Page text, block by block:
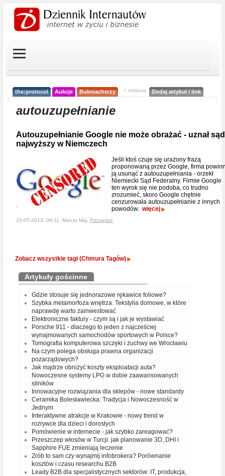
the:protocol Aukcje Bukmacherzy < reklama Dodaj artykuł / link
autouzupełnianie
Autouzupełnianie Google nie może obrażać - uznał sąd
najwyższy w Niemczech
Jeśli ktoś czuje się urażony frazą
proponowaną przez Google, firma
ją usunąć z autouzupełniania - orzekł
Niemiecki Sąd Federalny. Firmie Google
ten wyrok się nie podoba, co trudno
zrozumieć, skoro Google chętnie
cenzurowała autouzupełnianie z innych
powodów. więcej
15-05-2013, 08:11, Marcin Maj, Pieniądze
Zobacz wszystkie tagi (Chmura Tagów)
Artykuły gościnne
Gdzie stosuje się jednorazowe rękawice foliowe?
Szybka metamorfoza wnętrza. Tekstylia domowe, w które
naprawdę warto zainwestować
Elektroniczne faktury - czym są i jak je wystawiać
Porsche 911 - dlaczego to jeden z najcześciej
wynajmowanych samochodów sportowych w Polsce?
Tomografia komputerowa szczęki i żuchwy we Wrocławiu
Na czym polega obsługa prawna organizacji
pozarządowych?
Jak mądrze obniżyć koszty eksploatacji auta?
Nowoczesne systemy LPG w dobie zaawansowanych
silników
Innowacyjne rozwiązania dla sklepów - nowe standardy
Ceramika Bolesławiecka: Tradycja i Nowoczesność w
Jednym
Interaktywne atrakcje w Krakowie - nowy trend w
rozrywce dla dzieci i dorosłych
Pomówienie w internecie - jak szybko zareagować?
Przeszczep włosów w Turcji: jak planowanie 3D, DHI i
Sapphire FUE zmieniają leczenie
Zrób to sam czy wynajmij infobrokera? Porównanie
kosztów i czasu researchu B2B
Leady B2B dla specjalistycznych sektorów: IT, produkcja,